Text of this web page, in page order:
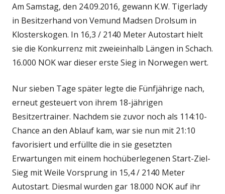
Am Samstag, den 24.09.2016, gewann K.W. Tigerlady
in Besitzerhand von Vemund Madsen Drolsum in
Klosterskogen. In 16,3 / 2140 Meter Autostart hielt
sie die Konkurrenz mit zweieinhalb Längen in Schach.
16.000 NOK war dieser erste Sieg in Norwegen wert.
Nur sieben Tage später legte die Fünfjährige nach,
erneut gesteuert von ihrem 18-jährigen
Besitzertrainer. Nachdem sie zuvor noch als 114:10-
Chance an den Ablauf kam, war sie nun mit 21:10
favorisiert und erfüllte die in sie gesetzten
Erwartungen mit einem hochüberlegenen Start-Ziel-
Sieg mit Weile Vorsprung in 15,4 / 2140 Meter
Autostart. Diesmal wurden gar 18.000 NOK auf ihr